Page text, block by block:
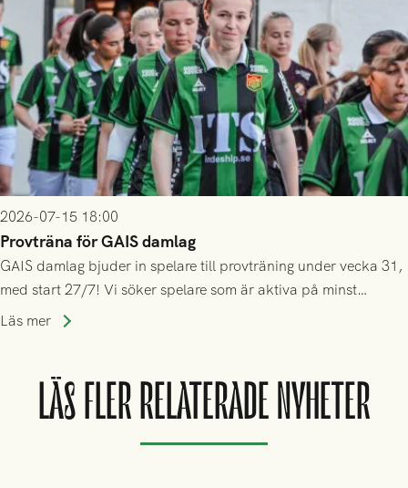
2026-07-15 18:00
Provträna för GAIS damlag
GAIS damlag bjuder in spelare till provträning under vecka 31,
med start 27/7! Vi söker spelare som är aktiva på minst
division 3-nivå.
Läs mer
LÄS FLER RELATERADE NYHETER